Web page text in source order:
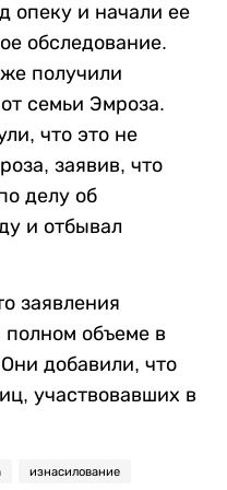
опеку и начали ее
обследование.
получили
семьи Эмроза.
что это не
заявив, что
делу об
и отбывал
заявления
объеме в
добавили, что
участвовавших в
изнасилование